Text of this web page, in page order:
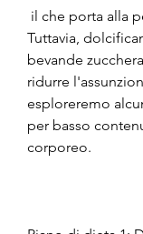
Tuttavia,
bevande
ridurre
esploreremo
per basso
corporeo.